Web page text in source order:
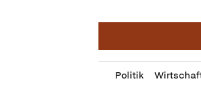
Politik
Profil
öffnen
Daz
Pur